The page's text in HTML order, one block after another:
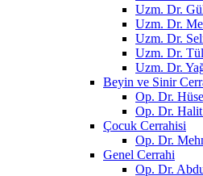
Uzm. Dr.
Uzm. Dr.
Uzm. Dr.
Uzm. Dr.
Uzm. Dr.
Beyin ve Sinir
Op. Dr.
Op. Dr.
Çocuk Cerrahisi
Op. Dr.
Genel Cerrahi
Op. Dr.